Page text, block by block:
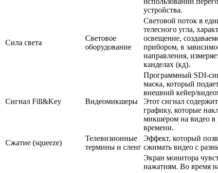
устройства.
Сила света
Световое
оборудование
Световой поток в
телесного угла,
освещение,
прибором, в
направления,
канделах (кд).
Сигнал Fill&Key Видеомикшеры
Программный SDI-
маска, который
внешний кейер/
Этот сигнал
графику, которые
микшером на видео в
времени.
Сжатие (squeeze)
Телевизионные
термины и сленг
Эффект, который
сжимать видео с
Экран монитора
нажатиям. Во время